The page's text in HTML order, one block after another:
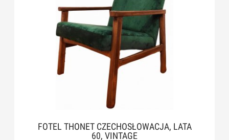
FOTEL THONET CZECHOSŁOWACJA, LATA
60, VINTAGE